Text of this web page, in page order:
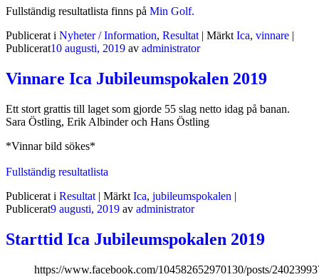
Fullständig resultatlista finns på Min Golf.
Publicerat i Nyheter / Information, Resultat MärktIca, vinnare
Publicerat10 augusti, 2019 av administrator
Vinnare Ica Jubileumspokalen 2019
Ett stort grattis till laget som gjorde 55 slag netto idag på banan.
Sara Östling, Erik Albinder och Hans Östling
*Vinnar bild sökes*
Fullständig resultatlista
Publicerat i Resultat | Märkt Ica, jubileumspokalen |
Publicerat9 augusti, 2019 av administrator
Starttid Ica Jubileumspokalen 2019
https://www.facebook.com/104582652970130/posts/